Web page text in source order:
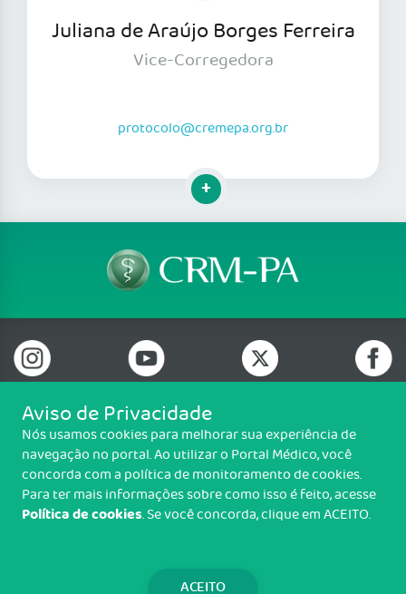
Juliana de Araújo Borges Ferreira
Vice-Corregedora
protocolo@cremepa.org.br
Clique para mais informações
Telefone: (91) 3204 4000
Av Generalíssimo Deodoro, nº 223, entre Oliveira Belo e Diogo Móia,
Umarizal, Belém/PA - CEP:66050-160
Copyright CRM-PA. Todos os direitos reservados.
Aviso de Privacidade
Nós usamos cookies para melhorar sua experiência de
navegação no portal. Ao utilizar o Portal Médico, você
concorda com a política de monitoramento de cookies.
Para ter mais informações sobre como isso é feito, acesse
Política de cookies. Se você concorda, clique em ACEITO.
ACEITO